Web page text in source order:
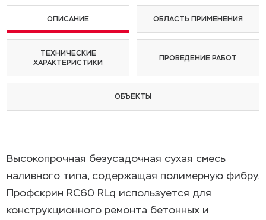
ОПИСАНИЕ ОБЛАСТЬ ПРИМЕНЕНИЯ
ТЕХНИЧЕСКИЕ
ХАРАКТЕРИСТИКИ
ПРОВЕДЕНИЕ РАБОТ
ОБЪЕКТЫ
Высокопрочная безусадочная сухая смесь
наливного типа, содержащая полимерную фибру.
Профскрин RC60 RLq используется для
конструкционного ремонта бетонных и